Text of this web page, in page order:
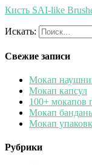
Кисть SAI-like
Искать:
Свежие записи
Мокап
Мокап капсул
100+ мокапов
Мокап
Мокап
Рубрики